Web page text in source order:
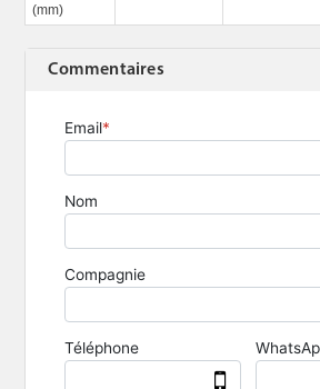
(mm)
Commentaires